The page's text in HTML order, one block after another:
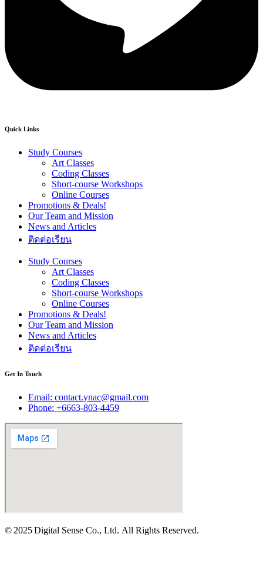
Quick Links
Study Courses
Art Classes
Coding Classes
Short-course Workshops
Online Courses
Promotions & Deals!
Our Team and Mission
News and Articles
ติดต่อเรียน
Study Courses
Art Classes
Coding Classes
Short-course Workshops
Online Courses
Promotions & Deals!
Our Team and Mission
News and Articles
ติดต่อเรียน
Get In Touch
Email: contact.ynac@gmail.com
Phone: +6663-803-4459
© 2025 Digital Sense Co., Ltd. All Rights Reserved.